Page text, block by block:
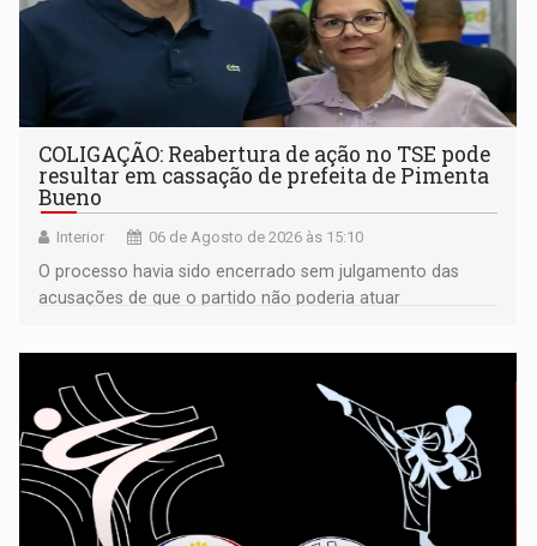
COLIGAÇÃO: Reabertura de ação no TSE pode
resultar em cassação de prefeita de Pimenta
Bueno
Interior 06 de Agosto de 2026 às 15:10
O processo havia sido encerrado sem julgamento das
acusações de que o partido não poderia atuar